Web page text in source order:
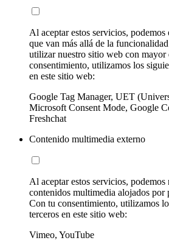
Al aceptar estos servicios, podemos
que van más allá de la
utilizar nuestro sitio web con mayor
consentimiento, utilizamos los
en este sitio web:
Google Tag Manager, UET
Microsoft Consent Mode, Google
Freshchat
Contenido multimedia externo
Al aceptar estos servicios,
contenidos multimedia alojados por
Con tu consentimiento, utilizamos
terceros en este sitio web:
Vimeo, YouTube